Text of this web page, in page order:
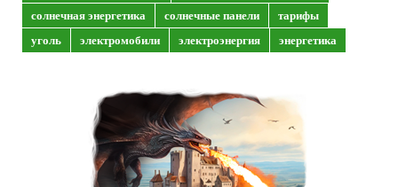
солнечная энергетика
солнечные панели
тарифы
уголь
электромобили электроэнергия энергетика